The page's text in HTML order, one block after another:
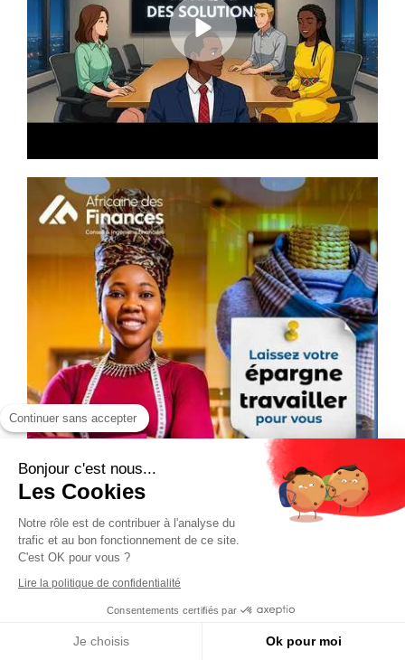
Continuer sans accepter
Bonjour c'est nous...
Les Cookies
Notre rôle est de contribuer à l'analyse du
trafic et au bon fonctionnement de ce site.
C'est OK pour vous ?
Lire la politique de confidentialité
Consentements certifiés par
Je choisis Ok pour moi